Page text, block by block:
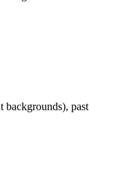
backgrounds), past